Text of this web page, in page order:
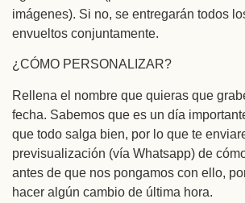
imágenes). Si no, se entregarán todos
envueltos conjuntamente.
¿CÓMO PERSONALIZAR?
Rellena el nombre que quieras que
fecha. Sabemos que es un día
que todo salga bien, por lo que te
previsualización (vía Whatsapp) de
antes de que nos pongamos con ello,
hacer algún cambio de última hora.